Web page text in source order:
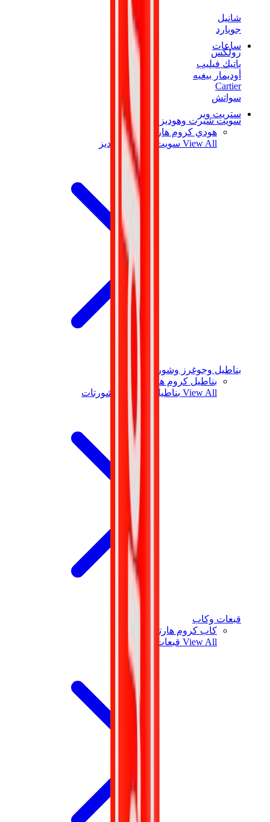
شانيل
جويارد
ساعات
رولكس
باتيك فيليب
أوديمار بيغيه
Cartier
سواتش
ستريت وير
سويت شيرت وهوديز
هودي كروم هارتس
View All سويت شيرت وهوديز
بناطيل وجوغرز وشورتات
بناطيل كروم هارتس
View All بناطيل وجوغرز وشورتات
قبعات وكاب
كاب كروم هارتس
View All قبعات وكاب